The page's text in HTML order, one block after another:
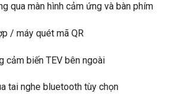
qua màn hình cảm ứng và bàn phím
/ máy quét mã QR
cảm biến TEV bên ngoài
tai nghe bluetooth tùy chọn